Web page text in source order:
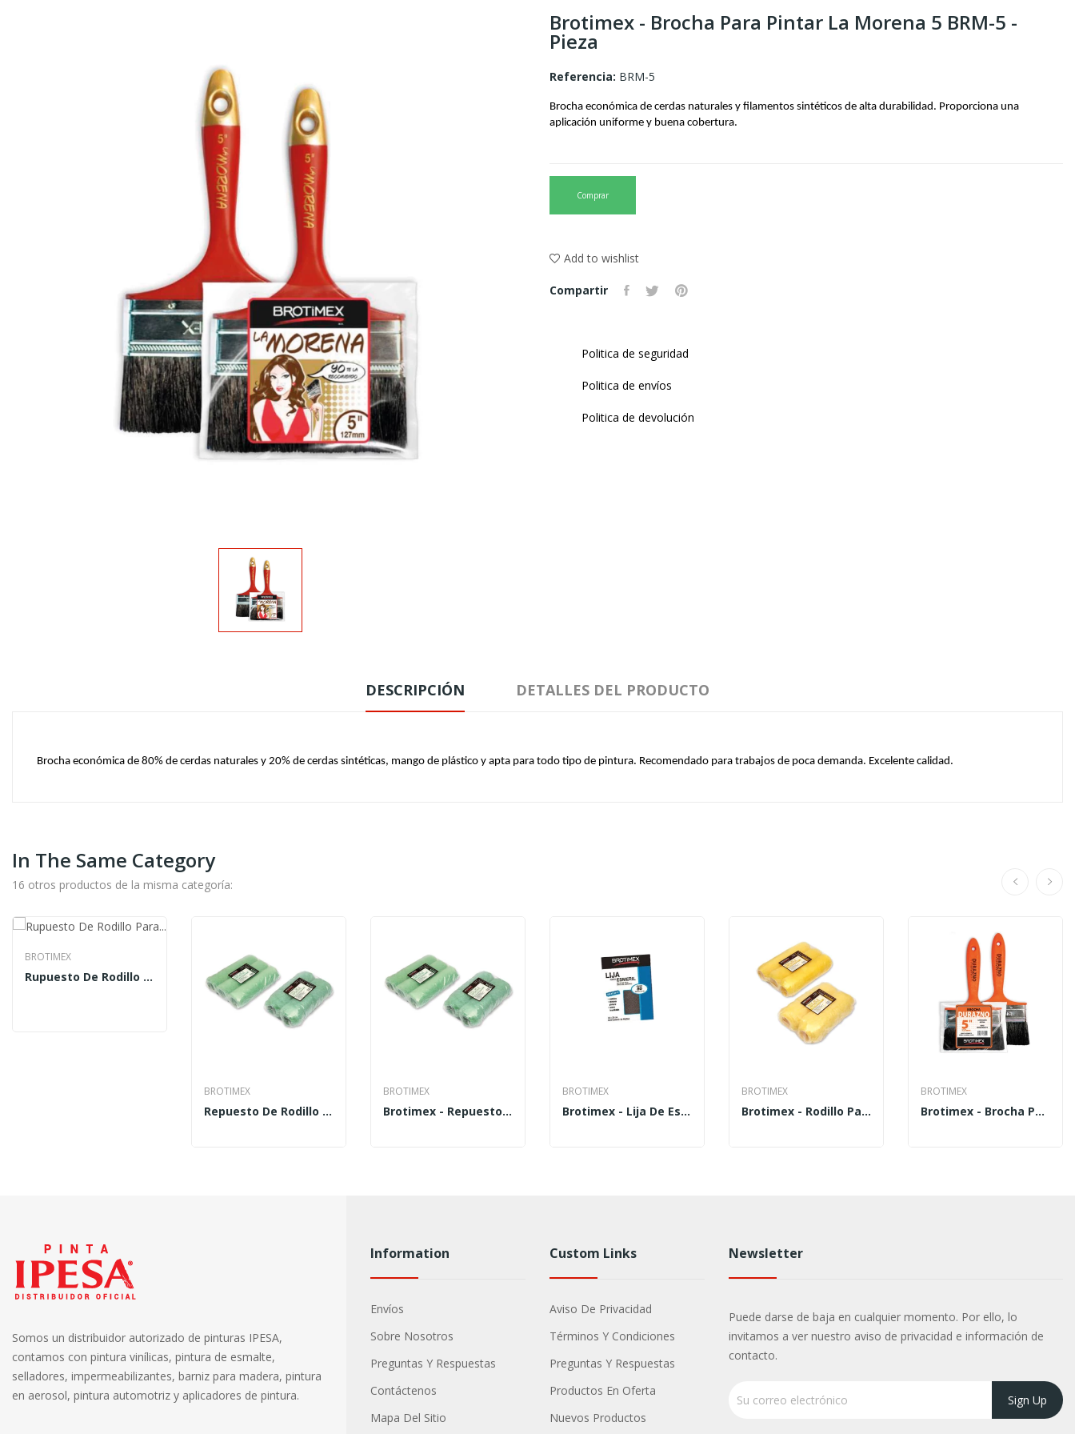
Brotimex - Brocha Para Pintar La Morena 5 BRM-5 -
Pieza
Referencia: BRM-5
Brocha económica de cerdas naturales y filamentos sintéticos de alta durabilidad. Proporciona una
aplicación uniforme y buena cobertura.
Comprar
Add to wishlist
Compartir
Politica de seguridad
Politica de envíos
Politica de devolución
DESCRIPCIÓN DETALLES DEL PRODUCTO
Brocha económica de 80% de cerdas naturales y 20% de cerdas sintéticas, mango de plástico y apta para todo tipo de pintura. Recomendado para trabajos de poca demanda. Excelente calidad.
In The Same Category
16 otros productos de la misma categoría:
BROTIMEX
Rupuesto De Rodillo Para Pintar Felpa 15MM 3"
BROTIMEX
Repuesto De Rodillo De Baja Densidad 3 RRB-813
BROTIMEX
Brotimex - Repuesto De Rodillo Para Pintar Baja...
BROTIMEX
Brotimex - Lija De Esmeril Grano 50 LIE-50 - Pieza
BROTIMEX
Brotimex - Rodillo Para Pintar Baja Densidad...
BROTIMEX
Brotimex - Brocha Para Pintar Durazno 3 BRD-3 -...
Somos un distribuidor autorizado de pinturas IPESA,
contamos con pintura vinílicas, pintura de esmalte,
selladores, impermeabilizantes, barniz para madera, pintura
en aerosol, pintura automotriz y aplicadores de pintura.
Information
Envíos
Sobre Nosotros
Preguntas Y Respuestas
Contáctenos
Mapa Del Sitio
Custom Links
Aviso De Privacidad
Términos Y Condiciones
Preguntas Y Respuestas
Productos En Oferta
Nuevos Productos
Newsletter
Puede darse de baja en cualquier momento. Por ello, lo
invitamos a ver nuestro aviso de privacidad e información de
contacto.